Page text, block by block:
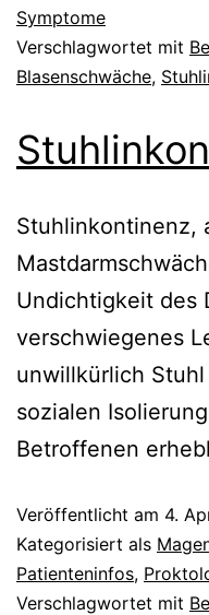
Symptome
Verschlagwortet mit
Blasenschwäche,
Stuhlinkontinenz,
Undichtigkeit des
verschwiegenes
unwillkürlich
sozialen
Betroffenen
Veröffentlicht am 4.
Kategorisiert als
Patienteninfos,
Verschlagwortet mit